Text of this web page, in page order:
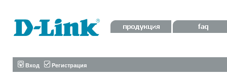
Вход Регистрация